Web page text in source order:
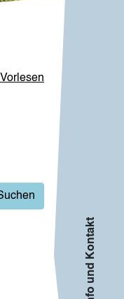
Vorlesen
Info und Kontakt